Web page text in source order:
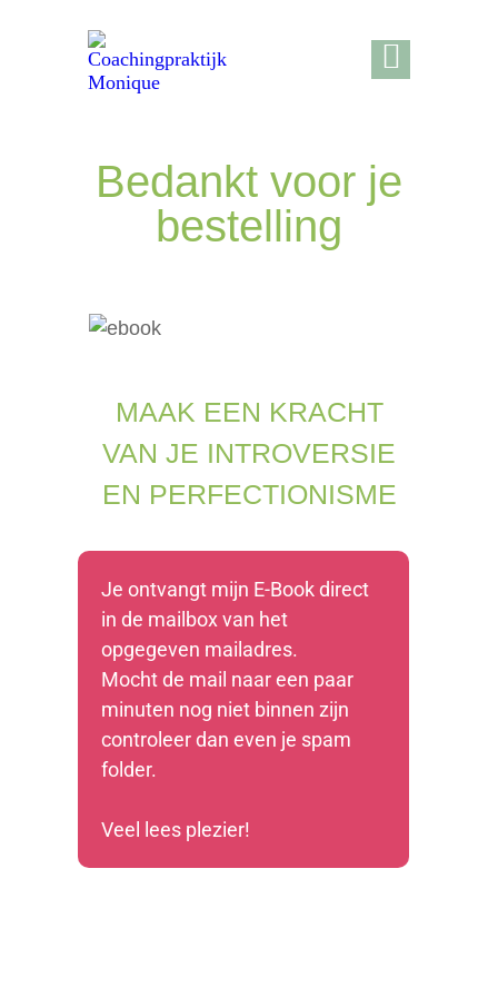
Bedankt voor je
bestelling
MAAK EEN KRACHT
VAN JE INTROVERSIE
EN PERFECTIONISME
Je ontvangt mijn E-Book direct
in de mailbox van het
opgegeven mailadres.
Mocht de mail naar een paar
minuten nog niet binnen zijn
controleer dan even je spam
folder.
Veel lees plezier!